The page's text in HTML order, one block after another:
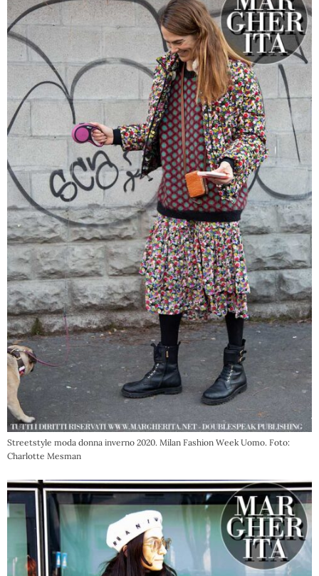
Streetstyle moda donna inverno 2020. Milan Fashion Week Uomo. Foto:
Charlotte Mesman